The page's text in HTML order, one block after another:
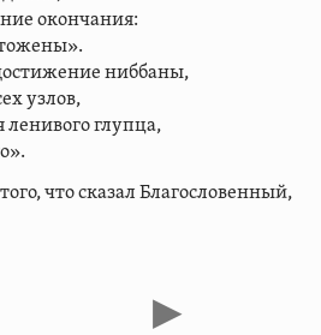
окончания:
ниббаны,
узлов,
глупца,
что сказал Благословенный,
▶